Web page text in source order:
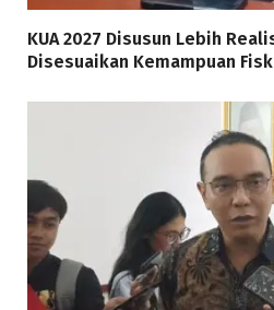
KUA 2027 Disusun Lebih
Disesuaikan Kemampuan